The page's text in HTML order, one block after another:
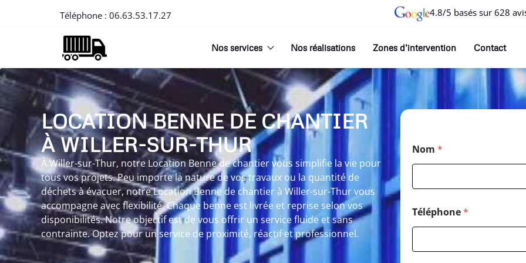
Téléphone : 06.63.53.17.27 4.8/5 basés sur 628
Nos services Nos réalisations Zones d’intervention Contact
LOCATION BENNE DE CHANTIER
À WILLER-SUR-THUR
À Willer-sur-Thur, notre Location Benne de chantier vous simplifie la vie pour
tous vos projets. Peu importe la nature de vos travaux ou la quantité de
déchets à évacuer, notre Location Benne de chantier à Willer-sur-Thur vous
accompagne avec flexibilité. Chaque benne est livrée et reprise selon vos
disponibilités. Notre objectif est de vous offrir un service fluide et sans
contrainte. Optez pour un service de proximité, réactif et professionnel.
Nom *
Téléphone*